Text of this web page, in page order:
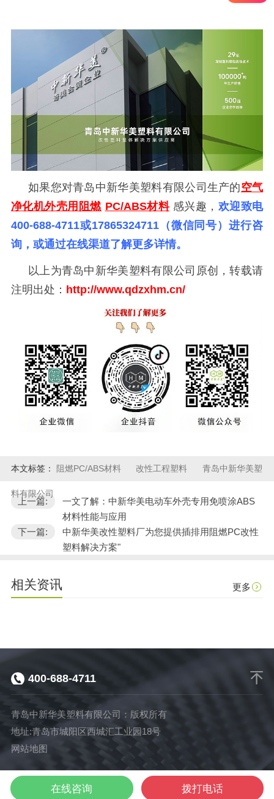
如果您对青岛中新华美塑料有限公司生产的空气
净化机外壳用阻燃 PC/ABS材料 感兴趣， 欢迎致电
400-688-4711或17865324711（微信同号）进行咨
询，或通过在线渠道了解更多详情。
以上为青岛中新华美塑料有限公司原创，转载请
注明出处： http://www.qdzxhm.cn/
本文标签： 阻燃PC/ABS材料 改性工程塑料 青岛中新华美塑
料有限公司
上一篇:
一文了解：中新华美电动车外壳专用免喷涂ABS
材料性能与应用
下一篇:
中新华美改性塑料厂为您提供插排用阻燃PC改性
塑料解决方案"
相关资讯 更多
400-688-4711
青岛中新华美塑料有限公司：版权所有
地址:青岛市城阳区西城汇工业园18号
网站地图
免喷涂
塑料颗粒
电话咨询
在线咨询 拨打电话